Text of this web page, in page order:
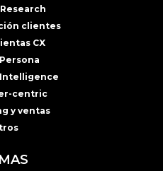
clientes
CX
centric
y ventas